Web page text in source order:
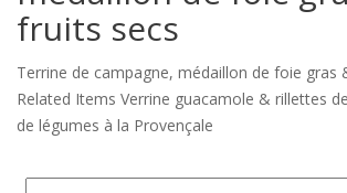
fruits secs
Terrine de campagne, médaillon de foie gras
Related Items Verrine guacamole & rillettes
de légumes à la Provençale